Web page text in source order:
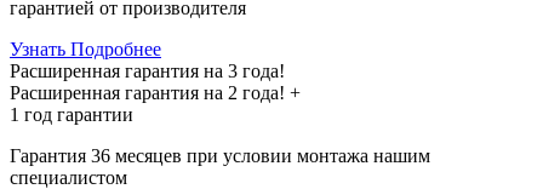
гарантией от производителя
Узнать Подробнее
Расширенная гарантия на 3 года!
Расширенная гарантия на 2 года! +
1 год гарантии
Гарантия 36 месяцев при условии монтажа нашим
специалистом